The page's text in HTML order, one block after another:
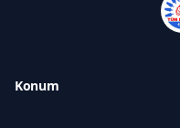
Konum